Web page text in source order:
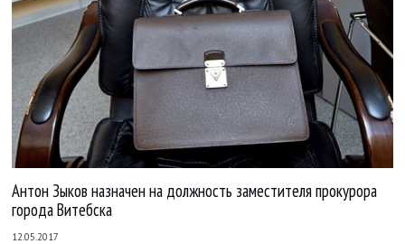
Антон Зыков назначен на должность заместителя прокурора
города Витебска
12.05.2017